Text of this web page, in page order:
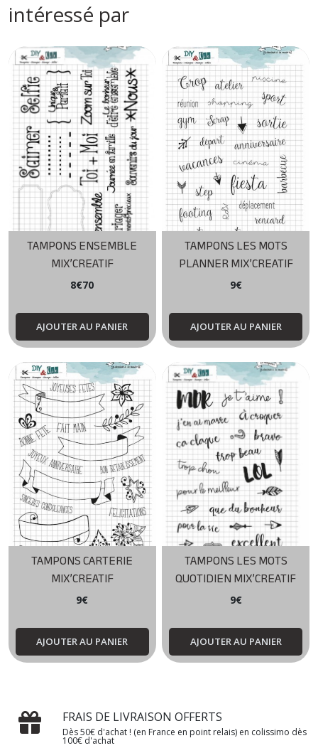
intéressé par
TAMPONS ENSEMBLE
MIX’CREATIF
8€70
AJOUTER AU PANIER
TAMPONS LES MOTS
PLANNER MIX’CREATIF
9€
AJOUTER AU PANIER
TAMPONS CARTERIE
MIX’CREATIF
9€
AJOUTER AU PANIER
TAMPONS LES MOTS
QUOTIDIEN MIX’CREATIF
9€
AJOUTER AU PANIER
FRAIS DE LIVRAISON OFFERTS
Dès 50€ d'achat ! (en France en point relais) en colissimo dès
100€ d'achat